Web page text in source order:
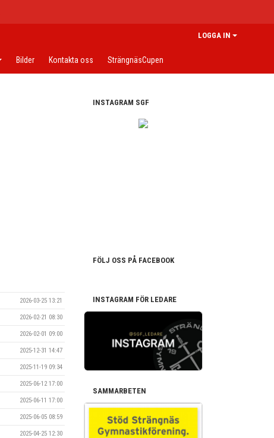
LOGGA IN
Bilder Kontakta oss SträngnäsCupen
2026-03-25 13:21
2026-02-21 08:30
2026-02-01 09:00
2025-12-31 14:47
2025-11-19 09:34
2025-06-12 17:00
2025-06-11 17:00
2025-06-05 08:59
2025-04-25 12:30
INSTAGRAM SGF
FÖLJ OSS PÅ FACEBOOK
INSTAGRAM FÖR LEDARE
SAMMARBETEN